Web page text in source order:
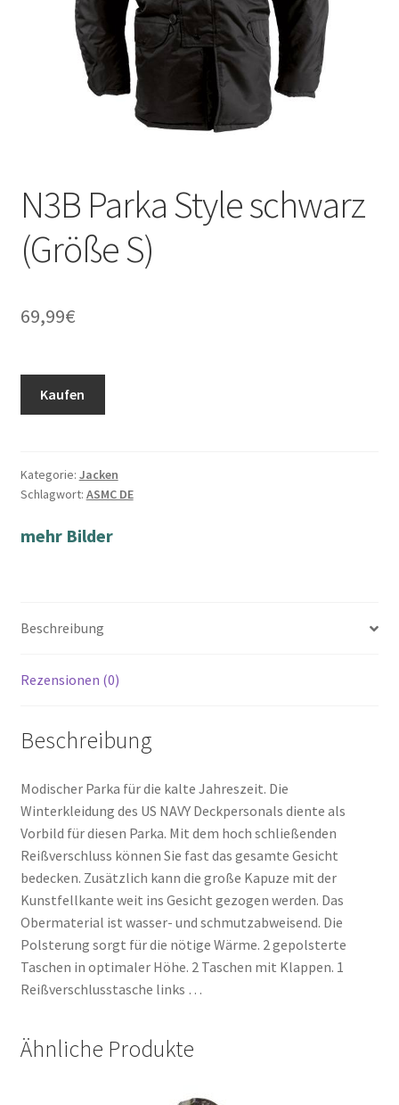
N3B Parka Style schwarz
(Größe S)
69,99€
Kaufen
Kategorie: Jacken
Schlagwort: ASMC DE
mehr Bilder
Beschreibung
Rezensionen (0)
Beschreibung
Modischer Parka für die kalte Jahreszeit. Die
Winterkleidung des US NAVY Deckpersonals diente als
Vorbild für diesen Parka. Mit dem hoch schließenden
Reißverschluss können Sie fast das gesamte Gesicht
bedecken. Zusätzlich kann die große Kapuze mit der
Kunstfellkante weit ins Gesicht gezogen werden. Das
Obermaterial ist wasser- und schmutzabweisend. Die
Polsterung sorgt für die nötige Wärme. 2 gepolsterte
Taschen in optimaler Höhe. 2 Taschen mit Klappen. 1
Reißverschlusstasche links …
Ähnliche Produkte